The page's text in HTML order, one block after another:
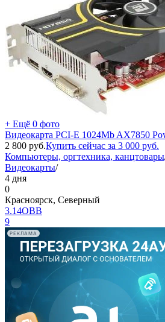
+ Ещё 0 фото
Видеокарта PCI-E 1024Mb AX7850
2 800 руб.Купить сейчас за 3 000 руб.
Компьютеры, оргтехника, канцтовары
Видеокарты/
4 дня
0
Красноярск, Северный
3.14ОВВ
9
РЕКЛАМА